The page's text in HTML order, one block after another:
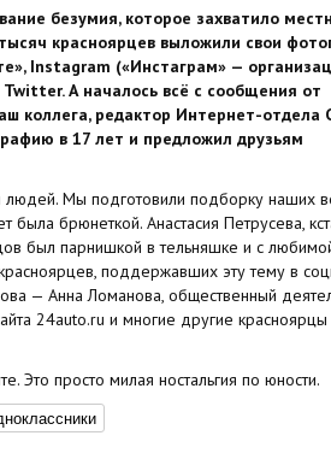
безумия, которое захватило
красноярцев выложили свои
Instagram («Инстаграм» —
А началось всё с сообщения от
коллега, редактор Интернет-отдела
в 17 лет и предложил друзьям
людей. Мы подготовили подборку наших
брюнеткой. Анастасия Петрусева,
был парнишкой в тельняшке и с
поддержавших эту тему в
— Анна Ломанова, общественный
24auto.ru и многие другие красноярцы
Это просто милая ностальгия по юности.